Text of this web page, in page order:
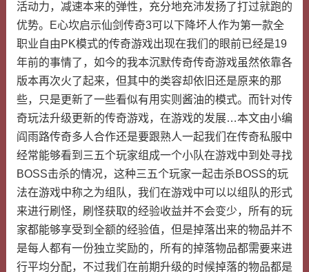
活动力，减速本来的弹性，充分地充沛发扬了打过就跑的
优势。E心坎启示仙剑传奇3可以下降坏人作为第一款全
职业自由PK模式的传奇游戏出现在我们的眼前已经是19
年前的事情了，如今的我本沉默传奇传奇游戏虽然依靠各
版本再次火了起来，但其中的类容却依旧还是原来的那
些，只是更新了一些看似有用实则酱油的模式。而针对传
奇玩法升级更新的传奇游戏，在游戏的发展…本文由小编
阎雨路传奇多人合作还是要跟熟人一起我们在传奇私服中
经常能够看到三五个玩家组成一个小队在游戏中到处寻找
BOSS击杀的情况，这种三五个玩家一起击杀BOSS的玩
法在游戏中称之为组队，我们在游戏中可以以组队的形式
来进行刷怪，刷怪获取的经验收益并不会变少，所有的玩
家都能够享受到全额的经验值，但是掉落出来的物品并不
是每人都有一份独立奖励的，所有的掉落物品都需要来进
行平均分配，不过我们在前期升级的时候掉落的物品都是